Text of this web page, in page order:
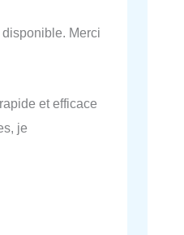
Merci
et efficace
je